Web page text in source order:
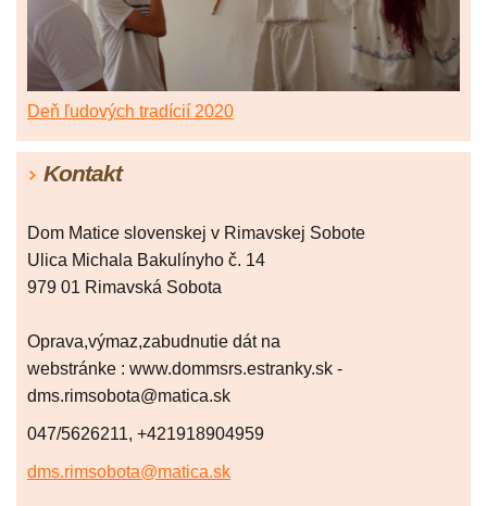
Deň ľudových tradícií 2020
Kontakt
Dom Matice slovenskej v Rimavskej Sobote
Ulica Michala Bakulínyho č. 14
979 01 Rimavská Sobota
Oprava,výmaz,zabudnutie dát na
webstránke : www.dommsrs.estranky.sk -
dms.rimsobota@matica.sk
047/5626211, +421918904959
dms.rimsobota@matica.sk